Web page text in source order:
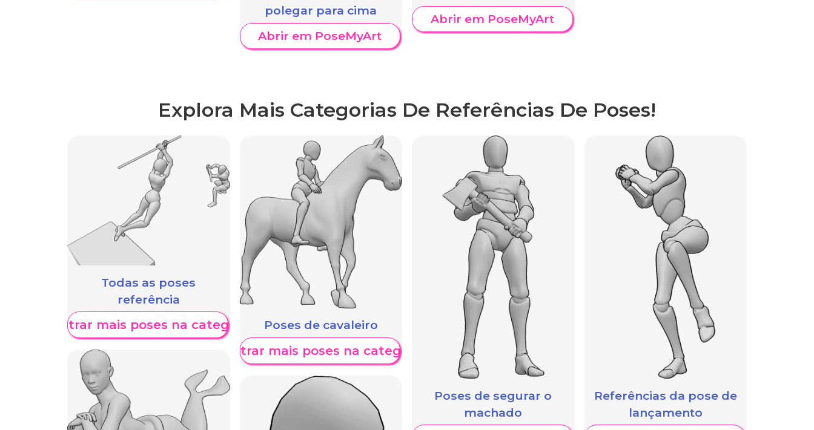
polegar para cima
Abrir em PoseMyArt
Abrir em PoseMyArt
Explora Mais Categorias De Referências De Poses!
Todas as poses
referência
Mostrar mais poses na categoria
Poses de cavaleiro
Mostrar mais poses na categoria
Poses de segurar o
machado
Referências da pose de
lançamento